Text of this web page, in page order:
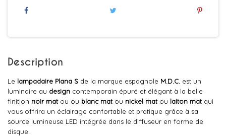
Description
Le lampadaire Plana S de la marque espagnole M.D.C. est un
luminaire au design contemporain épuré et élégant à la belle
finition noir matou ou blanc matou nickel matou laiton matqui
vous offrira un éclairage confortable et pratique grâce à sa
source lumineuse LED intégrée dans le diffuseur en forme de
disque.